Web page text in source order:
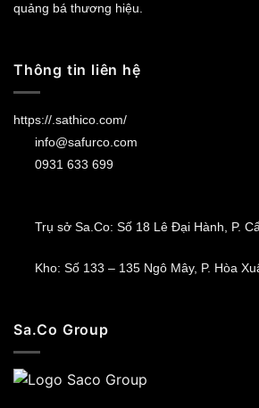
quảng bá thương hiệu.
Thông tin liên hệ
https://.sathico.com/
info@safurco.com
0931 633 699
Trụ sở Sa.Co: Số 18 Lê Đại Hành, P.
Kho: Số 133 – 135 Ngô Mây, P. Hòa
Sa.Co Group